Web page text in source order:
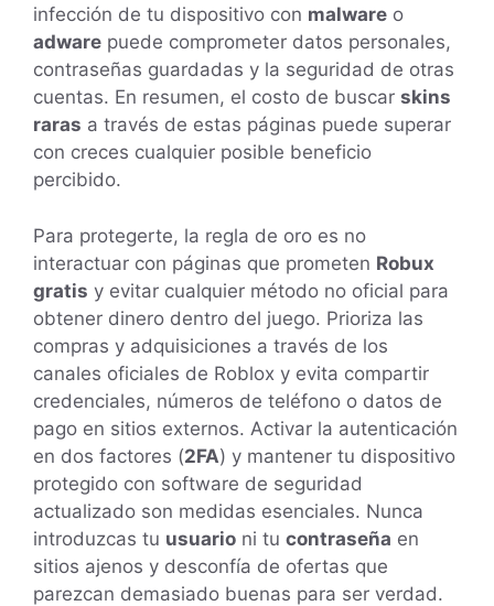
infección de tu dispositivo con malware o
adware puede comprometer datos personales,
contraseñas guardadas y la seguridad de otras
cuentas. En resumen, el costo de buscar skins
raras a través de estas páginas puede superar
con creces cualquier posible beneficio
percibido.
Para protegerte, la regla de oro es no
interactuar con páginas que prometen Robux
gratis y evitar cualquier método no oficial para
obtener dinero dentro del juego. Prioriza las
compras y adquisiciones a través de los
canales oficiales de Roblox y evita compartir
credenciales, números de teléfono o datos de
pago en sitios externos. Activar la autenticación
en dos factores (2FA) y mantener tu dispositivo
protegido con software de seguridad
actualizado son medidas esenciales. Nunca
introduzcas tu usuario ni tu contraseña en
sitios ajenos y desconfía de ofertas que
parezcan demasiado buenas para ser verdad.